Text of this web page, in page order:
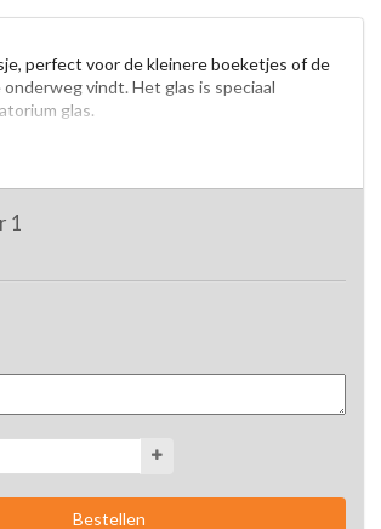
perfect voor de kleinere boeketjes of de
vindt. Het glas is speciaal
glas.
1